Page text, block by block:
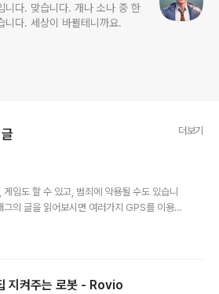
니다. 맞습니다. 개나 소나 중 한
니다. 세상이 바뀔테니까요.
더보기
임도 할 수 있고, 범죄에 악용될 수도 있습니
의 글을 읽어보시면 여러가지 GPS를 이용한
저 세계적인 등반가인 허영호 단장님이 GPS
대로 기록했다고 합니다. GPS는 위치정보는
지켜주는 로봇 - Rovio